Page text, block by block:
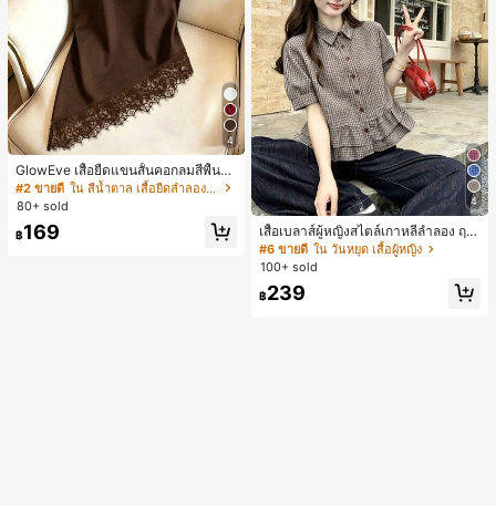
4
GlowEve เสื้อยืดแขนสั้นคอกลมสีพื้นลำ
ลองอเนกประสงค์สำหรับผู้หญิง
#2 ขายดี
ใน สีน้ำตาล เสื้อยืดลำลองพื้นฐาน
80+ sold
฿169
4
เสื้อเบลาส์ผู้หญิงสไตล์เกาหลีลำลอง ฤดู
ใบไม้ผลิ/ฤดูร้อนใหม่ ชายระบาย ชิคแล
ะหรูหรา
#6 ขายดี ใน วันหยุด เสื้อผู้หญิง
100+ sold
฿239